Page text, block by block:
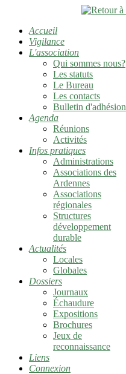
Accueil
Vigilance
L'association
Qui sommes nous?
Les statuts
Le Bureau
Les contacts
Bulletin d'adhésion
Agenda
Réunions
Activités
Infos pratiques
Administrations
Associations des
Ardennes
Associations
régionales
Structures
développement
durable
Actualités
Locales
Globales
Dossiers
Journaux
Échaudure
Expositions
Brochures
Jeux de
reconnaissance
Liens
Connexion